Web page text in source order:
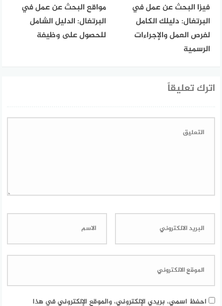
فيزا البحث عن عمل في
البرتغال: دليلك الكامل
لفرص العمل والإجراءات
الرسمية
مواقع البحث عن عمل في
البرتغال: الدليل الشامل
للحصول على وظيفة
اترك تعليقاً
احفظ اسمي، بريدي الإلكتروني، والموقع الإلكتروني في هذا